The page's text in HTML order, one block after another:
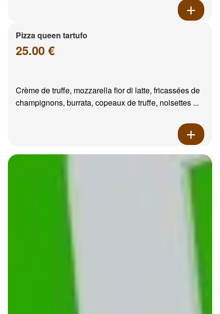
Pizza queen tartufo
25.00 €
Crème de truffe, mozzarella fior di latte, fricassées de
champignons, burrata, copeaux de truffe, noisettes ...